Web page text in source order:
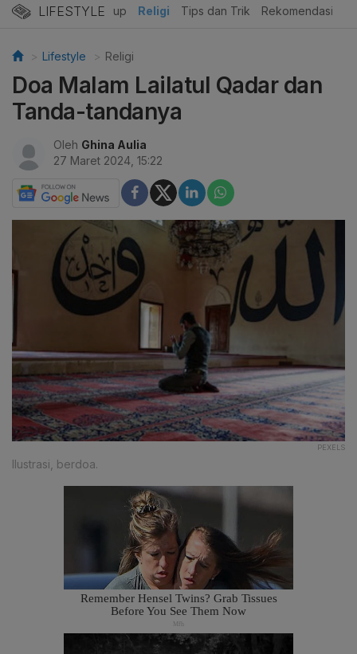
LIFESTYLE
Edukasi Gaya Hidup Religi Tips dan Trik Rekomendasi
Lifestyle Religi
Doa Malam Lailatul Qadar dan
Tanda-tandanya
Oleh Ghina Aulia
27 Maret 2024, 15:22
PEXELS
Ilustrasi, berdoa.